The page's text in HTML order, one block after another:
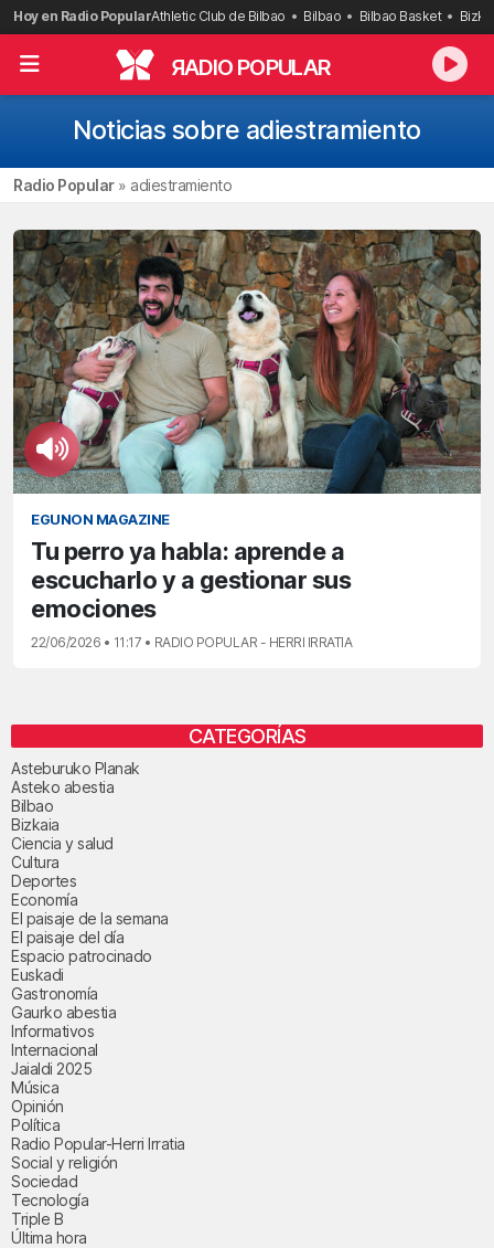
Saltar
al
contenido
Hoy en Radio PopularAthletic Club de Bilbao Bilbao Bilbao Basket
RADIO POPULAR
Noticias sobre adiestramiento
Radio Popular» adiestramiento
EGUNON MAGAZINE
Tu perro ya habla: aprende a
escucharlo y a gestionar sus
emociones
22/06/2026 • 11:17 • RADIO POPULAR - HERRI IRRATIA
CATEGORÍAS
Asteburuko Planak
Asteko abestia
Bilbao
Bizkaia
Ciencia y salud
Cultura
Deportes
Economía
El paisaje de la semana
El paisaje del día
Espacio patrocinado
Euskadi
Gastronomía
Gaurko abestia
Informativos
Internacional
Jaialdi 2025
Música
Opinión
Política
Radio Popular-Herri Irratia
Social y religión
Sociedad
Tecnología
Triple B
Última hora